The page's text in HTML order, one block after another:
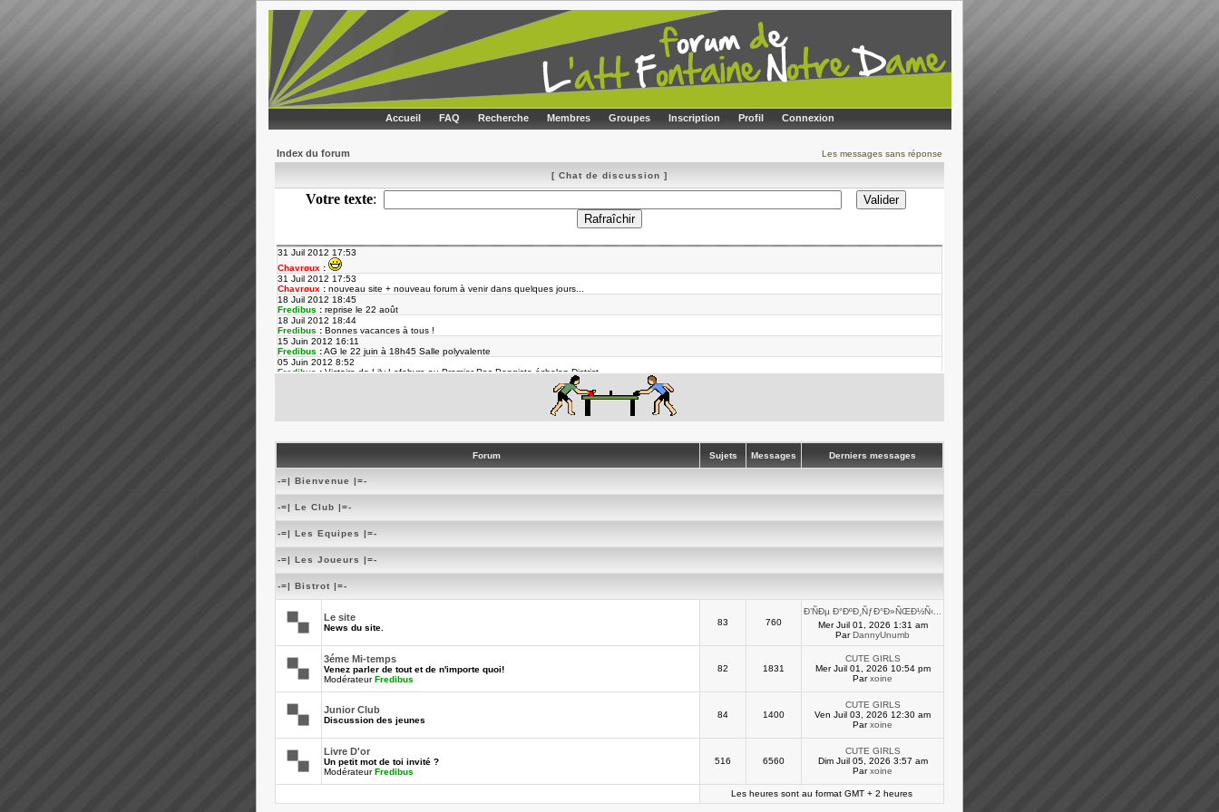
Accueil FAQ Recherche Membres Groupes Inscription Profil Connexion
Index du forum Les messages sans réponse
[ Chat de discussion ]
Forum Sujets Messages Derniers messages
-=| Bienvenue |=-
-=| Le Club |=-
-=| Les Equipes |=-
-=| Les Joueurs |=-
-=| Bistrot |=-
Le site
News du site.
83 760
Ð’ÑÐµ Ð°ÐºÐ¸ÑƒÐ°Ð»ÑŒÐ½Ñ‹...
Mer Juil 01, 2026 1:31 am
ParDannyUnumb
3éme Mi-temps
Venez parler de tout et de n'importe quoi!
ModérateurFredibus
82 1831
CUTE GIRLS
Mer Juil 01, 2026 10:54 pm
Parxoine
Junior Club
Discussion des jeunes
84 1400
CUTE GIRLS
Ven Juil 03, 2026 12:30 am
Parxoine
Livre D'or
Un petit mot de toi invité ?
ModérateurFredibus
516 6560
CUTE GIRLS
Dim Juil 05, 2026 3:57 am
Parxoine
Les heures sont au format GMT + 2 heures